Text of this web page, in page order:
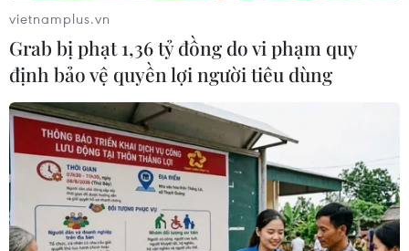
vietnamplus.vn
Grab bị phạt 1,36 tỷ đồng do vi phạm quy
định bảo vệ quyền lợi người tiêu dùng